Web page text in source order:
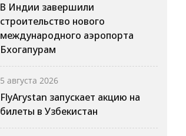
В Индии завершили
строительство нового
международного аэропорта
Бхогапурам
5 августа 2026
FlyArystan запускает акцию на
билеты в Узбекистан